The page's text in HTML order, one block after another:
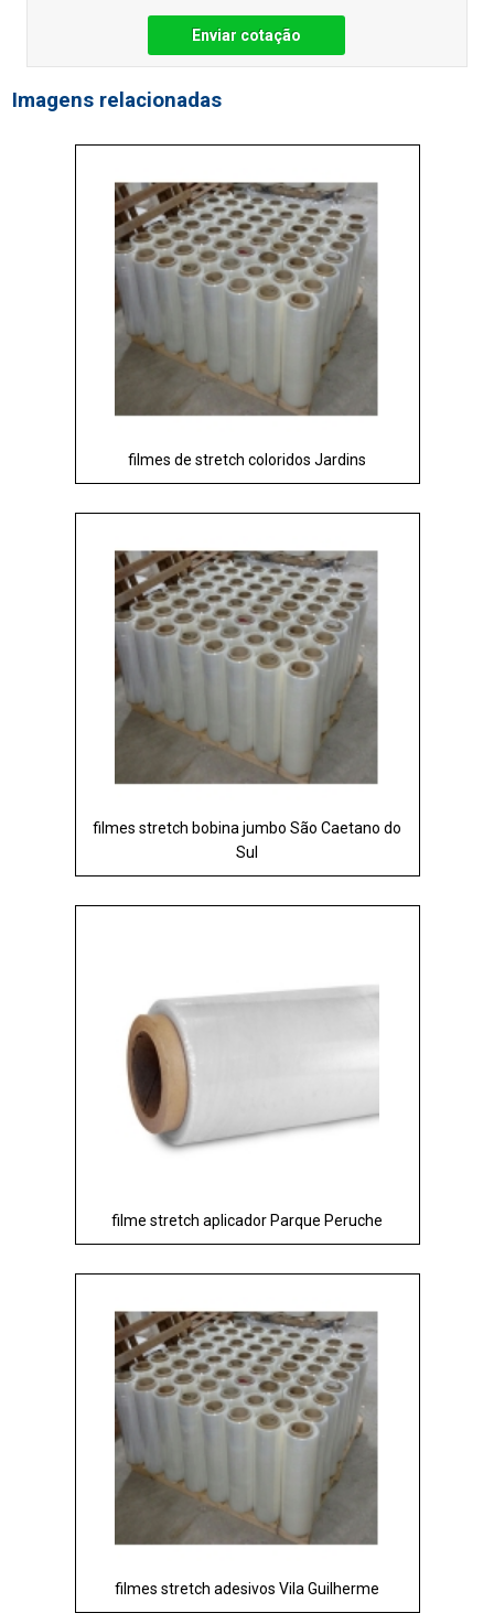
Enviar cotação
Imagens relacionadas
filmes de stretch coloridos Jardins
filmes stretch bobina jumbo São Caetano do
Sul
filme stretch aplicador Parque Peruche
filmes stretch adesivos Vila Guilherme